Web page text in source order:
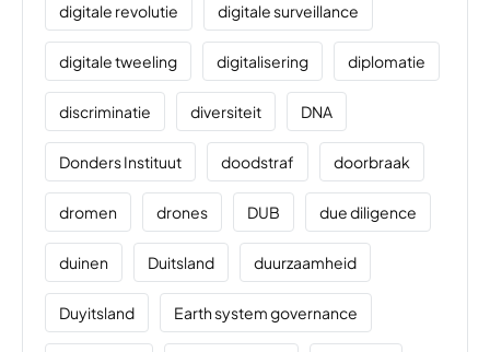
digitale revolutie digitale surveillance
digitale tweeling digitalisering diplomatie
discriminatie diversiteit DNA
Donders Instituut doodstraf doorbraak
dromen drones DUB due diligence
duinen Duitsland duurzaamheid
Duyitsland Earth system governance